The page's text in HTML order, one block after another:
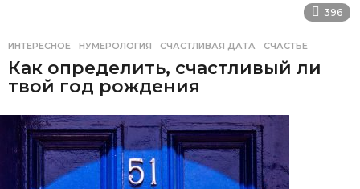
396
ИНТЕРЕСНОЕ НУМЕРОЛОГИЯ ,СЧАСТЛИВАЯ ДАТА ,СЧАСТЬЕ
Как определить, счастливый ли
твой год рождения